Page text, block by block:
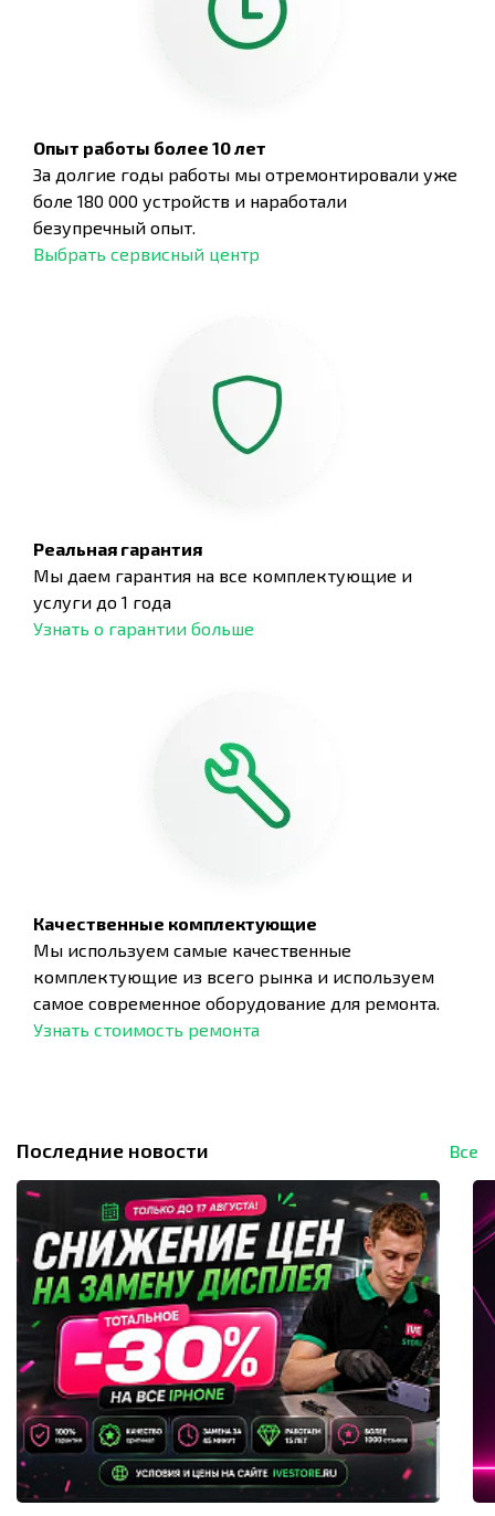
Опыт работы более 10 лет
За долгие годы работы мы отремонтировали уже
боле 180 000 устройств и наработали
безупречный опыт.
Выбрать сервисный центр
Реальная гарантия
Мы даем гарантия на все комплектующие и
услуги до 1 года
Узнать о гарантии больше
Качественные комплектующие
Мы используем самые качественные
комплектующие из всего рынка и используем
самое современное оборудование для ремонта.
Узнать стоимость ремонта
Последние новости Все